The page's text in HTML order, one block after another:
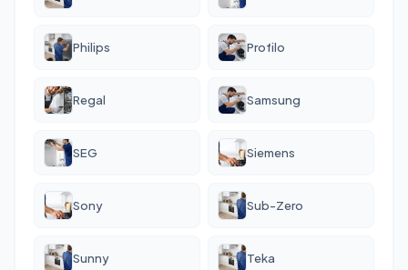
Philips Profilo
Regal Samsung
SEG Siemens
Sony Sub-Zero
Sunny Teka